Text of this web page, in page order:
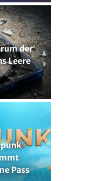
der
Leere
Pass